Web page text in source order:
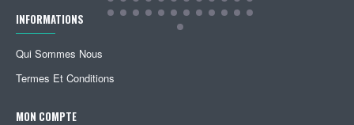
INFORMATIONS
Qui Sommes Nous
Termes Et Conditions
MON COMPTE